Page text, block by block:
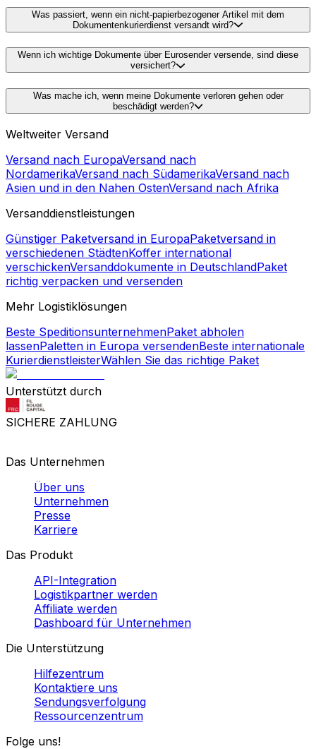
Was passiert, wenn ein nicht-papierbezogener Artikel mit dem
Dokumentenkurierdienst versandt wird?
Wenn ich wichtige Dokumente über Eurosender versende, sind diese
versichert?
Was mache ich, wenn meine Dokumente verloren gehen oder
beschädigt werden?
Weltweiter Versand
Versand nach EuropaVersand nach
NordamerikaVersand nach SüdamerikaVersand nach
Asien und in den Nahen OstenVersand nach Afrika
Versanddienstleistungen
Günstiger Paketversand in EuropaPaketversand in
verschiedenen StädtenKoffer international
verschickenVersanddokumente in DeutschlandPaket
richtig verpacken und versenden
Mehr Logistiklösungen
Beste SpeditionsunternehmenPaket abholen
lassenPaletten in Europa versendenBeste internationale
KurierdienstleisterWählen Sie das richtige Paket
Unterstützt durch
SICHERE ZAHLUNG
Das Unternehmen
Über uns
Unternehmen
Presse
Karriere
Das Produkt
API-Integration
Logistikpartner werden
Affiliate werden
Dashboard für Unternehmen
Die Unterstützung
Hilfezentrum
Kontaktiere uns
Sendungsverfolgung
Ressourcenzentrum
Folge uns!